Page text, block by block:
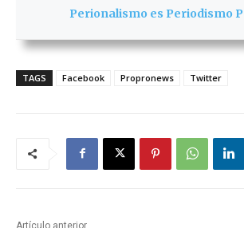
Perionalismo es Periodismo
TAGS Facebook Propronews Twitter
Artículo anterior